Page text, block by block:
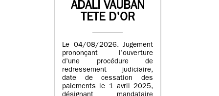
ADALI VAUBAN
TETE D'OR
Le 04/08/2026. Jugement
prononçant l’ouverture
d’une procédure de
redressement judiciaire,
date de cessation des
paiements le 1 avril 2025,